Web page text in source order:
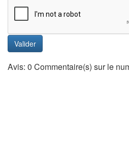
Valider
Avis: 0 Commentaire(s) sur le